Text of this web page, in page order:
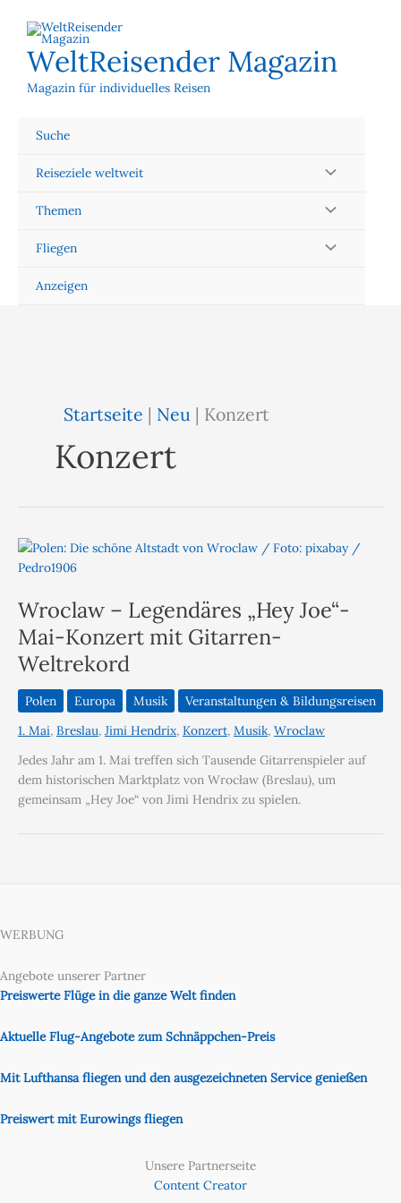
Inhalt
springenWeltReisender Magazin
Magazin für individuelles Reisen
Suche
Reiseziele weltweit
Themen
Fliegen
Anzeigen
Startseite | Neu | Konzert
Konzert
Wroclaw – Legendäres „Hey Joe“-
Mai-Konzert mit Gitarren-
Weltrekord
Polen Europa Musik
Veranstaltungen & Bildungsreisen
1. Mai, Breslau, Jimi Hendrix, Konzert, Musik, Wroclaw
Jedes Jahr am 1. Mai treffen sich Tausende Gitarrenspieler auf
dem historischen Marktplatz von Wrocław (Breslau), um
gemeinsam „Hey Joe“ von Jimi Hendrix zu spielen.
WERBUNG
Angebote unserer Partner
Preiswerte Flüge in die ganze Welt finden
Aktuelle Flug-Angebote zum Schnäppchen-Preis
Mit Lufthansa fliegen und den ausgezeichneten Service genießen
Preiswert mit Eurowings fliegen
Unsere Partnerseite
Content Creator